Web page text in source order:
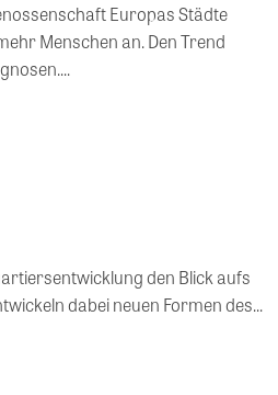
Europas Städte
Menschen an. Den Trend
den Blick aufs
dabei neuen Formen des...